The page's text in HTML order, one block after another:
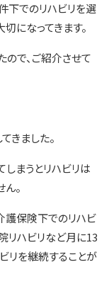
下でのリハビリを選
になってきます。
で、ご紹介させて
きました。
しまうとリハビリは
。
護保険下でのリハビ
リハビリなど月に13
リを継続することが